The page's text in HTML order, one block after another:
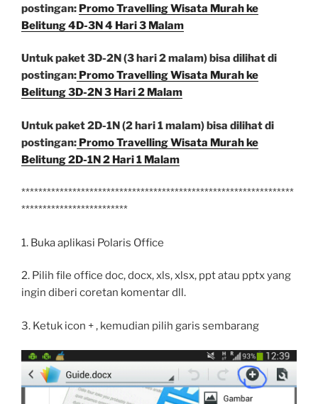
postingan: Promo Travelling Wisata Murah ke
Belitung 4D-3N 4 Hari 3 Malam
Untuk paket 3D-2N (3 hari 2 malam) bisa dilihat di
postingan: Promo Travelling Wisata Murah ke
Belitung 3D-2N 3 Hari 2 Malam
Untuk paket 2D-1N (2 hari 1 malam) bisa dilihat di
postingan: Promo Travelling Wisata Murah ke
Belitung 2D-1N 2 Hari 1 Malam
****************************************************************
*************************
1. Buka aplikasi Polaris Office
2. Pilih file office doc, docx, xls, xlsx, ppt atau pptx yang
ingin diberi coretan komentar dll.
3. Ketuk icon + , kemudian pilih garis sembarang